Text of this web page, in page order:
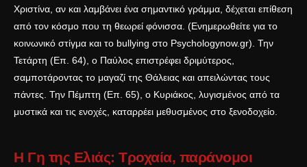
Χριστίνα, αν και λαμβάνει ένα σημαντικό γράμμα, δέχεται επίθεση
από τον κόσμο που τη θεωρεί φόνισσα. (Ενημερωθείτε για το
κοινωνικό στίγμα και το bullying στο Psychologynow.gr). Την
Τετάρτη (Επ. 64), ο Παύλος επιστρέφει δριμύτερος,
σαμποτάροντας το μαγαζί της Θάλειας και απειλώντας τους
πάντες. Την Πέμπτη (Επ. 65), ο Κυριάκος, λυγισμένος από τα
μυστικά και τις ενοχές, καταρρέει μεθυσμένος στο ξενοδοχείο.
Η Γη της Ελιάς: Τροχαία, παράνομοι